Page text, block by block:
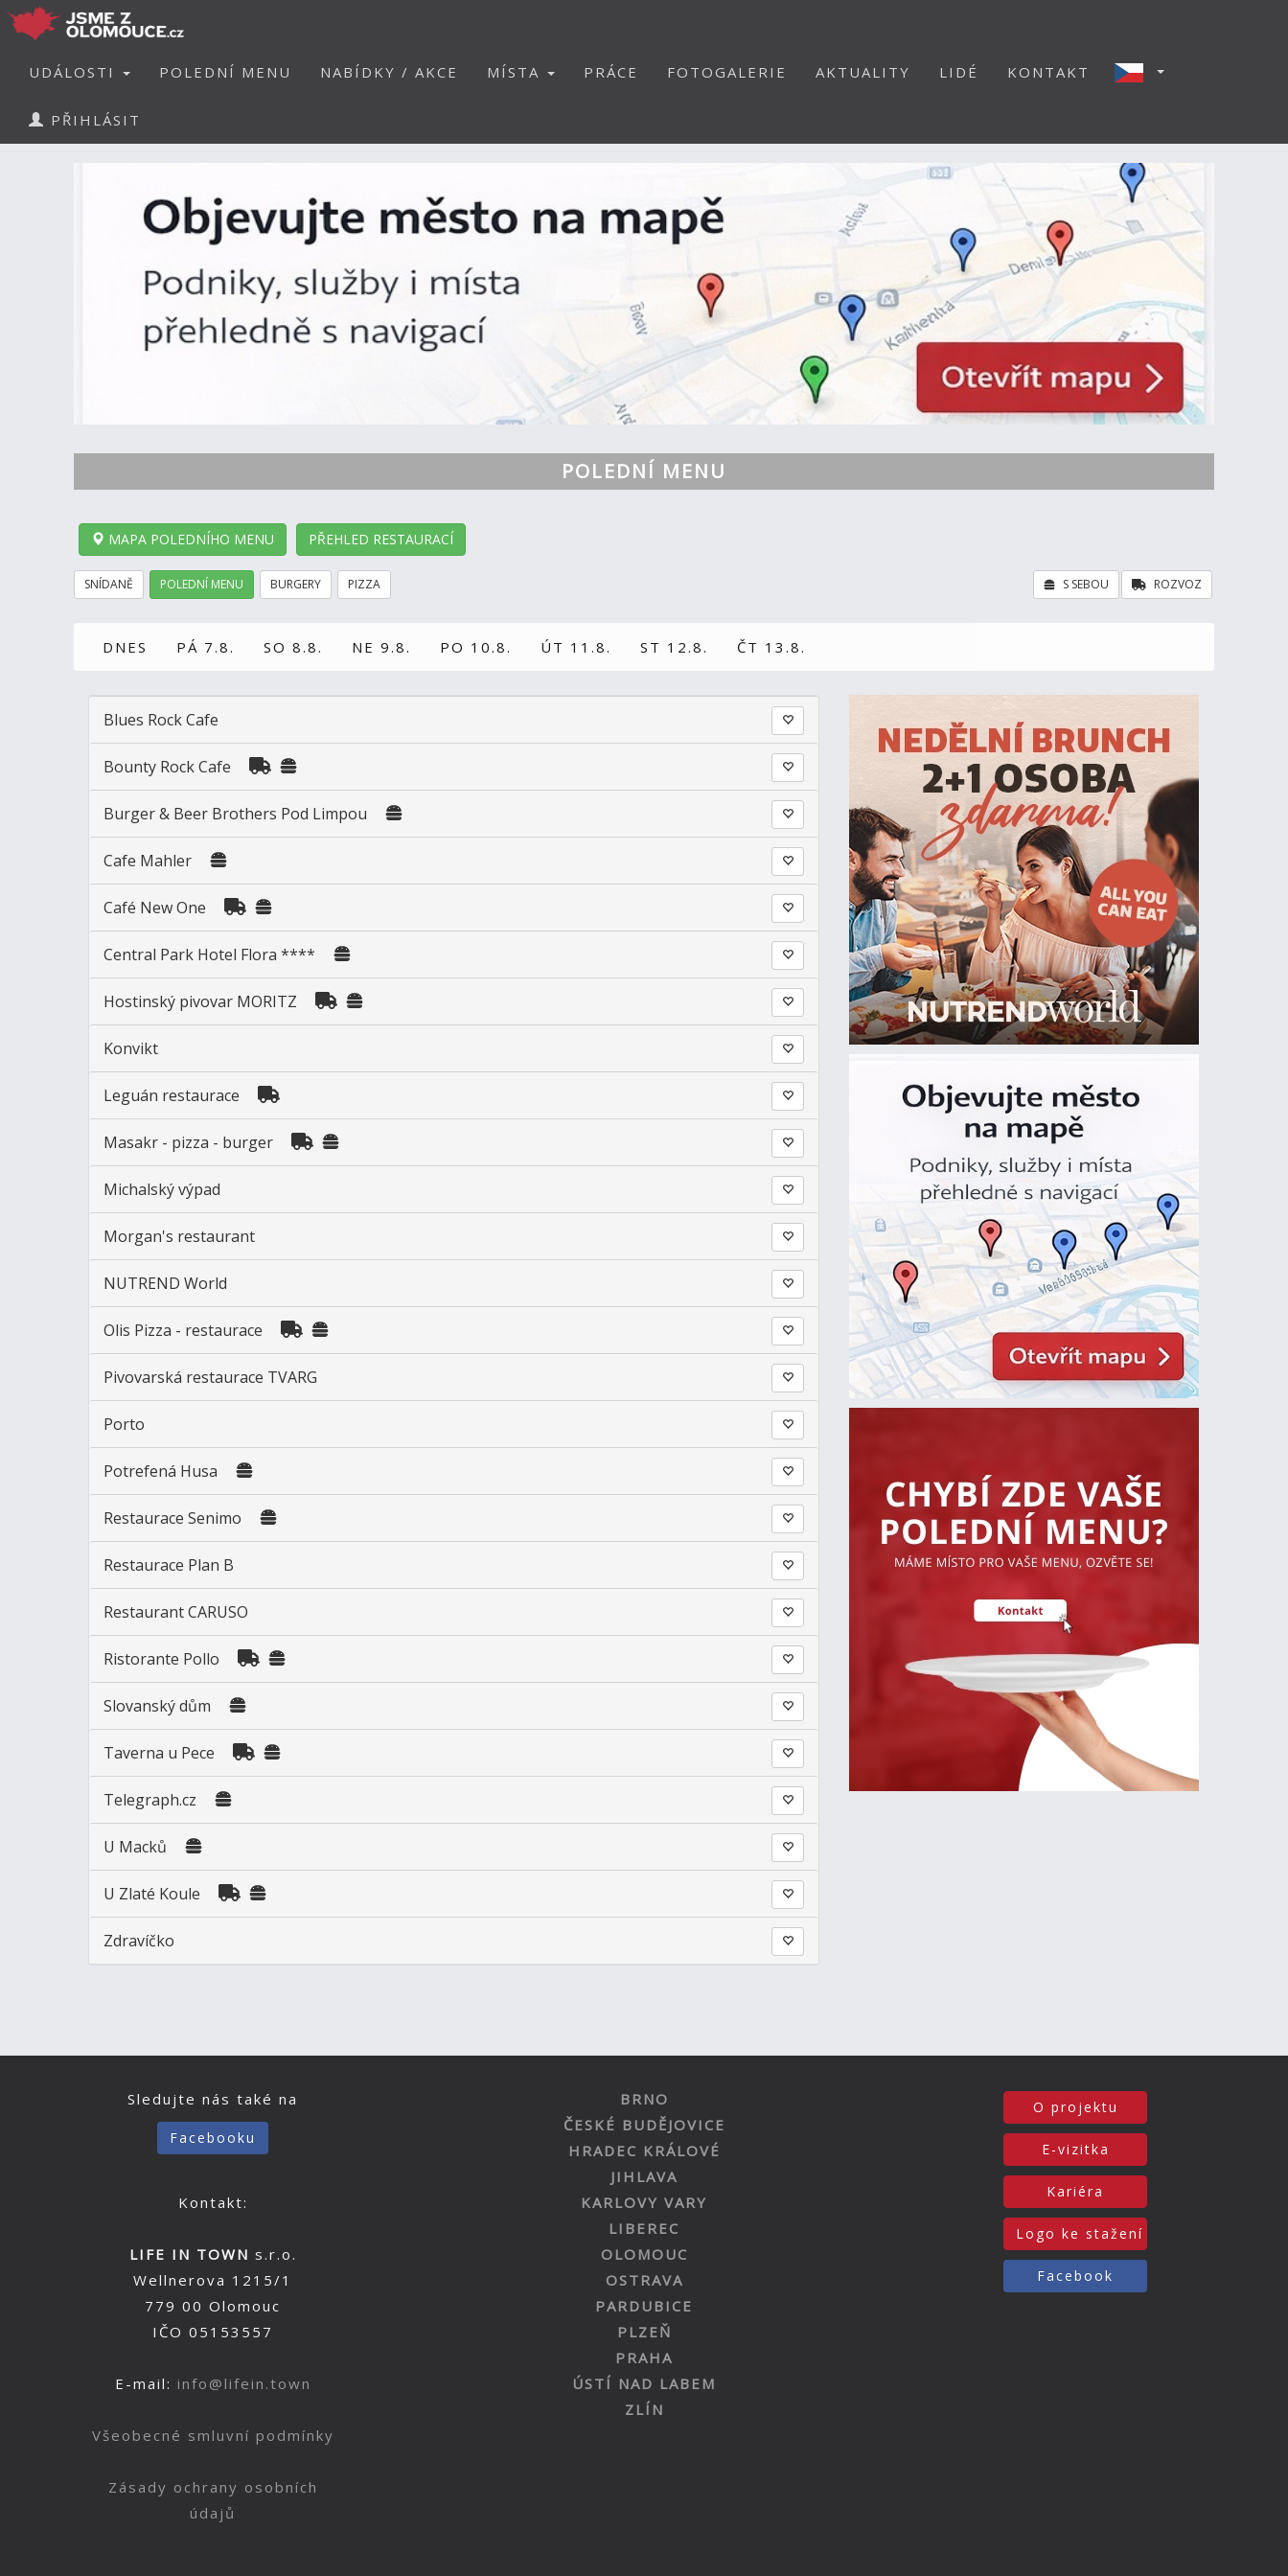
UDÁLOSTI POLEDNÍ MENU NABÍDKY / AKCE MÍSTA PRÁCE FOTOGALERIE AKTUALITY LIDÉ KONTAKT
PŘIHLÁSIT
POLEDNÍ MENU
MAPA POLEDNÍHO MENU PŘEHLED RESTAURACÍ
SNÍDANĚ POLEDNÍ MENU BURGERY PIZZA ROZVOZ
S SEBOU
DNES PÁ 7.8. SO 8.8. NE 9.8. PO 10.8. ÚT 11.8. ST 12.8. ČT 13.8.
Blues Rock Cafe
Bounty Rock Cafe
Burger & Beer Brothers Pod Limpou
Cafe Mahler
Café New One
Central Park Hotel Flora ****
Hostinský pivovar MORITZ
Konvikt
Leguán restaurace
Masakr - pizza - burger
Michalský výpad
Morgan's restaurant
NUTREND World
Olis Pizza - restaurace
Pivovarská restaurace TVARG
Porto
Potrefená Husa
Restaurace Senimo
Restaurace Plan B
Restaurant CARUSO
Ristorante Pollo
Slovanský dům
Taverna u Pece
Telegraph.cz
U Macků
U Zlaté Koule
Zdravíčko
Sledujte nás také na
Facebooku
Kontakt:
LIFE IN TOWN s.r.o.
Wellnerova 1215/1
779 00 Olomouc
IČO 05153557
E-mail: info@lifein.town
Všeobecné smluvní podmínky
Zásady ochrany osobních
údajů
BRNO
ČESKÉ BUDĚJOVICE
HRADEC KRÁLOVÉ
JIHLAVA
KARLOVY VARY
LIBEREC
OLOMOUC
OSTRAVA
PARDUBICE
PLZEŇ
PRAHA
ÚSTÍ NAD LABEM
ZLÍN
O projektu
E-vizitka
Kariéra
Logo ke stažení
Facebook